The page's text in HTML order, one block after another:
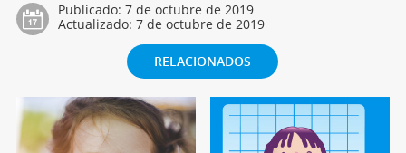
Publicado: 7 de octubre de 2019
Actualizado: 7 de octubre de 2019
RELACIONADOS